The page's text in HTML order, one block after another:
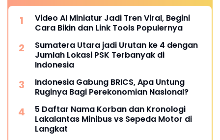
Video AI Miniatur Jadi Tren Viral, Begini
Cara Bikin dan Link Tools Populernya
Sumatera Utara jadi Urutan ke 4 dengan
Jumlah Lokasi PSK Terbanyak di
Indonesia
Indonesia Gabung BRICS, Apa Untung
Ruginya Bagi Perekonomian Nasional?
5 Daftar Nama Korban dan Kronologi
Lakalantas Minibus vs Sepeda Motor di
Langkat